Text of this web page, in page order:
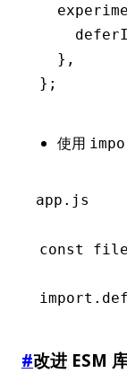
  }
,
};
使用
app.js
const file
import
#改进 ESM